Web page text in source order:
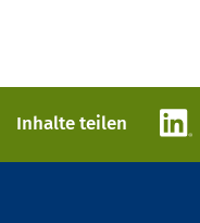
Inhalte teilen